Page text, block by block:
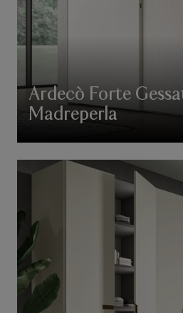
Ardecò Forte
Madreperla